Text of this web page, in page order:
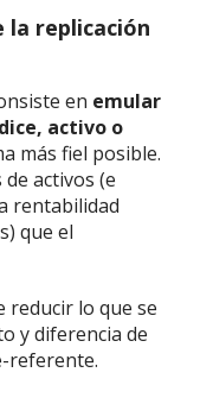
la replicación
en emular
activo o
más fiel posible.
activos (e
rentabilidad
que el
reducir lo que se
y diferencia de
referente.